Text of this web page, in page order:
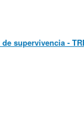
supervivencia -